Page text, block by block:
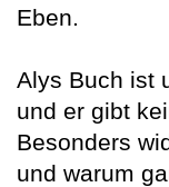
Eben.
Alys Buch ist
und er gibt
Besonders
und warum